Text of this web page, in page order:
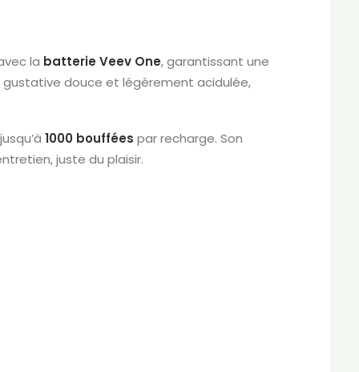
la batterie Veev One, garantissant une
douce et légèrement acidulée,
1000 bouffées par recharge. Son
juste du plaisir.